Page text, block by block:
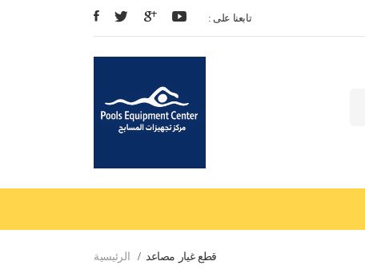
: تابعنا على
الرئيسية قطع غيار مصاعد